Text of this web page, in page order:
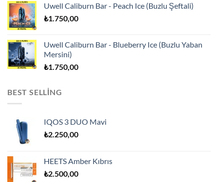
Uwell Caliburn Bar - Peach Ice (Buzlu Şeftali)
₺1.750,00
Uwell Caliburn Bar - Blueberry Ice (Buzlu Yaban
Mersini)
₺1.750,00
BEST SELLING
IQOS 3 DUO Mavi
₺2.250,00
HEETS Amber Kıbrıs
₺2.500,00